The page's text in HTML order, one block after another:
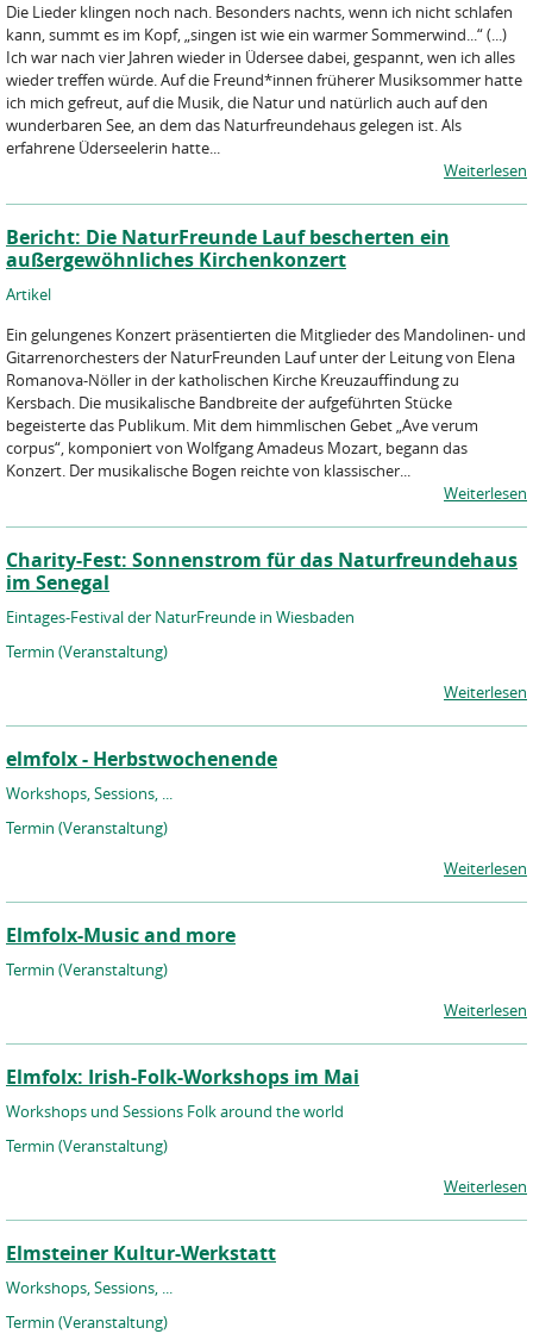
Die Lieder klingen noch nach. Besonders nachts, wenn ich nicht schlafen
kann, summt es im Kopf, „singen ist wie ein warmer Sommerwind...“ (...)
Ich war nach vier Jahren wieder in Üdersee dabei, gespannt, wen ich alles
wieder treffen würde. Auf die Freund*innen früherer Musiksommer hatte
ich mich gefreut, auf die Musik, die Natur und natürlich auch auf den
wunderbaren See, an dem das Naturfreundehaus gelegen ist. Als
erfahrene Üderseelerin hatte...
Weiterlesen
Bericht: Die NaturFreunde Lauf bescherten ein
außergewöhnliches Kirchenkonzert
Artikel
Ein gelungenes Konzert präsentierten die Mitglieder des Mandolinen- und
Gitarrenorchesters der NaturFreunden Lauf unter der Leitung von Elena
Romanova-Nöller in der katholischen Kirche Kreuzauffindung zu
Kersbach. Die musikalische Bandbreite der aufgeführten Stücke
begeisterte das Publikum. Mit dem himmlischen Gebet „Ave verum
corpus“, komponiert von Wolfgang Amadeus Mozart, begann das
Konzert. Der musikalische Bogen reichte von klassischer...
Weiterlesen
Charity-Fest: Sonnenstrom für das Naturfreundehaus
im Senegal
Eintages-Festival der NaturFreunde in Wiesbaden
Termin (Veranstaltung)
Weiterlesen
elmfolx - Herbstwochenende
Workshops, Sessions, ...
Termin (Veranstaltung)
Weiterlesen
Elmfolx-Music and more
Termin (Veranstaltung)
Weiterlesen
Elmfolx: Irish-Folk-Workshops im Mai
Workshops und Sessions Folk around the world
Termin (Veranstaltung)
Weiterlesen
Elmsteiner Kultur-Werkstatt
Workshops, Sessions, ...
Termin (Veranstaltung)